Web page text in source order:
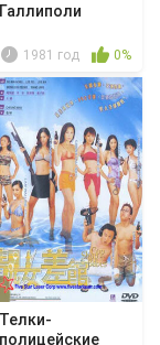
Галлиполи
1981 год 0%
Телки-
полицейские